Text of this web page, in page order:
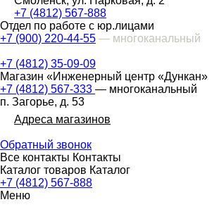
+7 (4812) 567-888
Отдел по работе с юр.лицами
+7 (900) 220-44-55 — многоканальный
+7 (4812) 35-09-09
Магазин «Инженерный центр «Дункан»
+7 (4812) 567-333 — многоканальный
п. Загорье, д. 53
Адреса магазинов
Обратный звонок
Все контакты Контакты
Каталог товаров Каталог
+7 (4812) 567-888
Меню